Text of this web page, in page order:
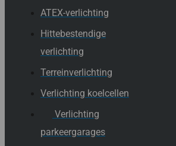
ATEX-verlichting
Hittebestendige
verlichting
Terreinverlichting
Verlichting koelcellen
Verlichting
parkeergarages